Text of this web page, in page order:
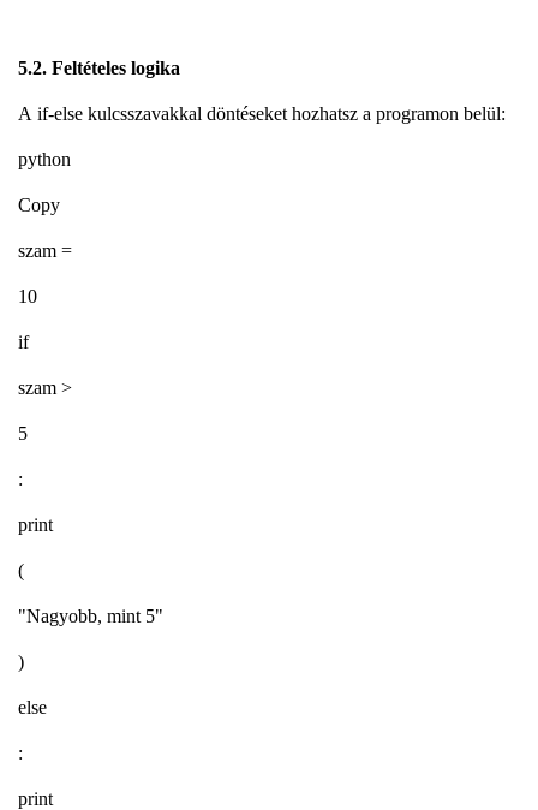
5.2. Feltételes logika
A if-else kulcsszavakkal döntéseket hozhatsz a programon belül:
python
Copy
szam =
10
if
szam >
5
:
print
(
"Nagyobb, mint 5"
)
else
:
print